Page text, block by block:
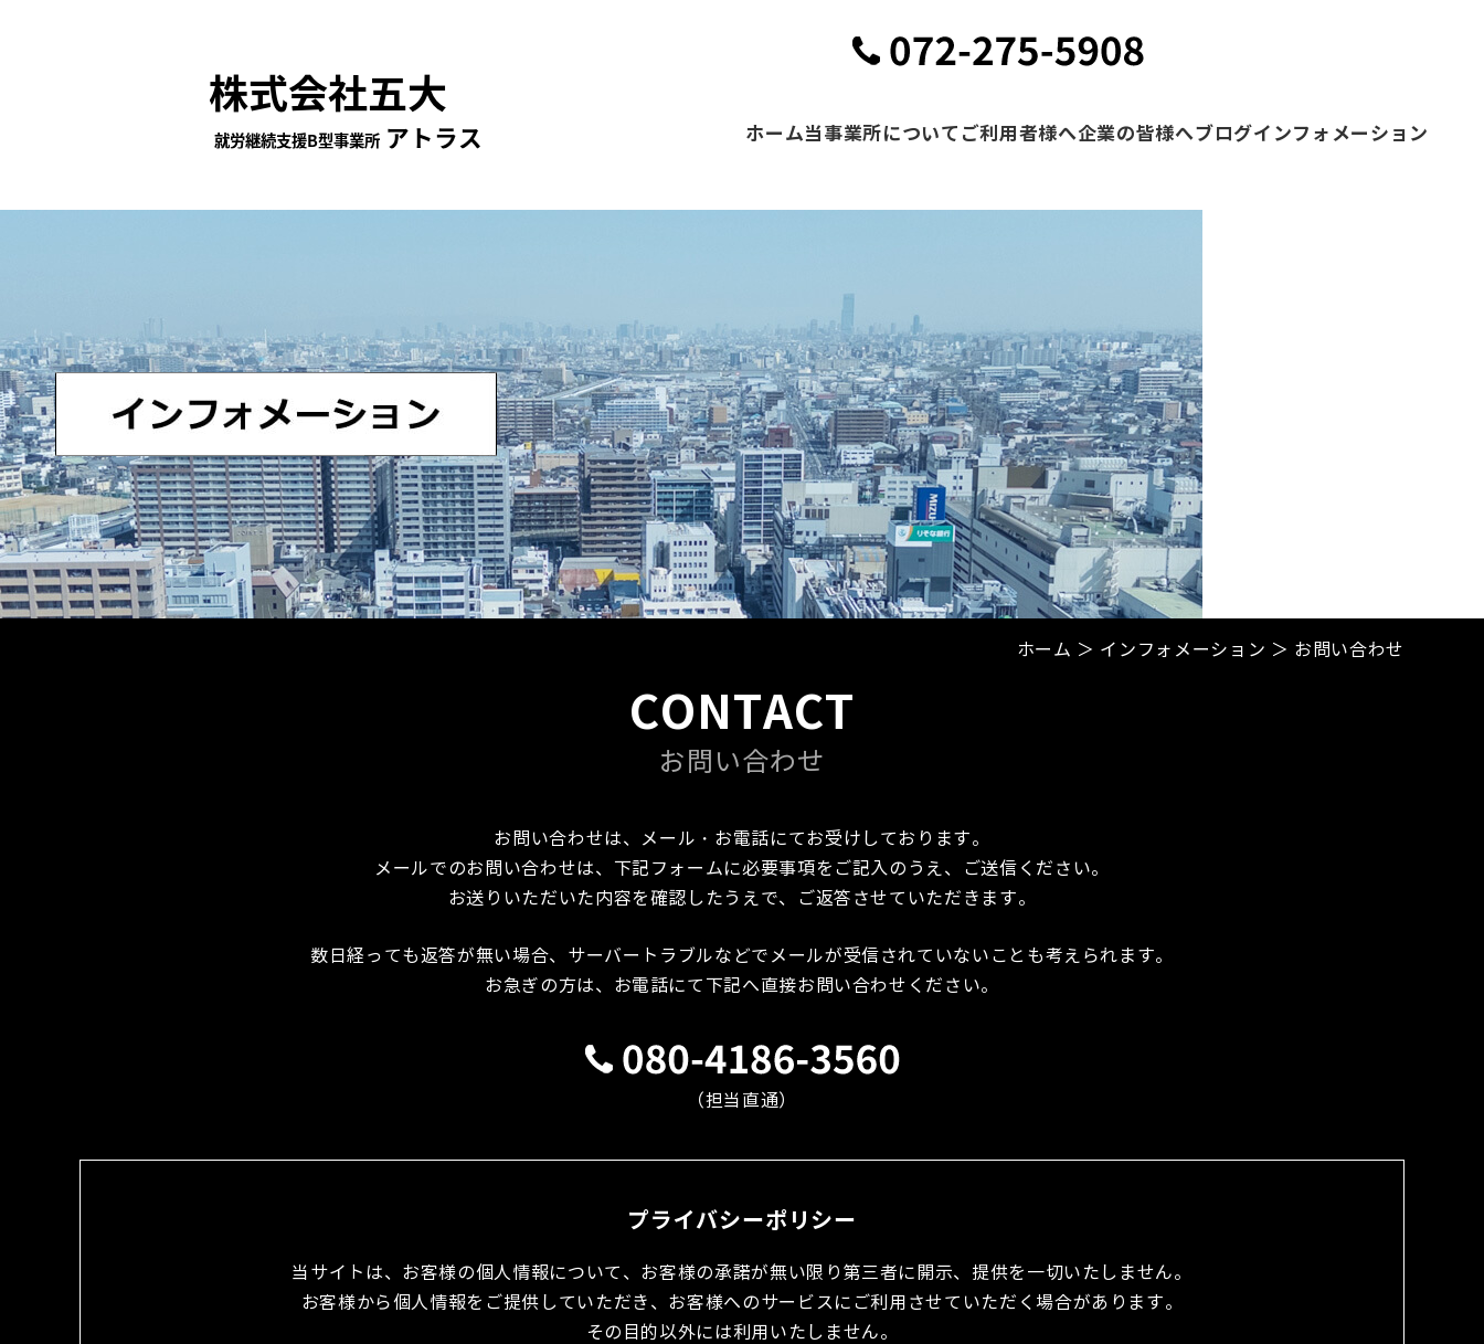
ホーム当事業所について ご利用者様へ企業の皆様へブログインフォメーション
ホーム ＞ インフォメーション ＞ お問い合わせ
CONTACT
お問い合わせ
お問い合わせは、メール・お電話にてお受けしております。
メールでのお問い合わせは、下記フォームに必要事項をご記入のうえ、ご送信ください。
お送りいただいた内容を確認したうえで、ご返答させていただきます。
数日経っても返答が無い場合、サーバートラブルなどでメールが受信されていないことも考えられます。
お急ぎの方は、お電話にて下記へ直接お問い合わせください。
（担当直通）
プライバシーポリシー
当サイトは、お客様の個人情報について、お客様の承諾が無い限り第三者に開示、提供を一切いたしません。
お客様から個人情報をご提供していただき、お客様へのサービスにご利用させていただく場合があります。
その目的以外には利用いたしません。